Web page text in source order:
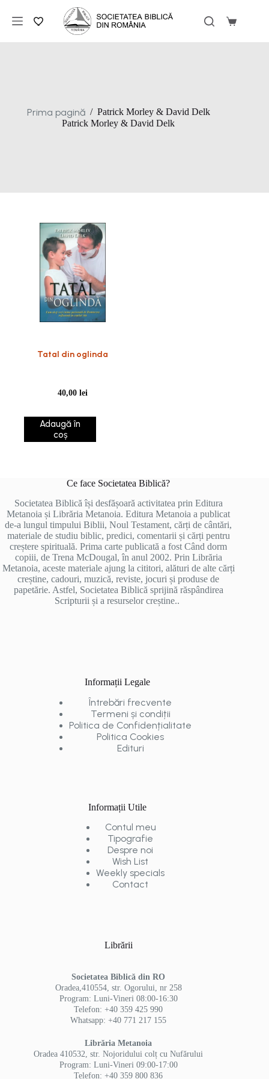
conținut
Coș
Prima pagină / Patrick Morley & David Delk
Patrick Morley & David Delk
Tatal din oglinda
40,00lei
Adaugă în
coș
Ce face Societatea Biblică?
Societatea Biblică își desfășoară activitatea prin Editura
Metanoia și Librăria Metanoia. Editura Metanoia a publicat
de-a lungul timpului Biblii, Noul Testament, cărți de cântări,
materiale de studiu biblic, predici, comentarii și cărți pentru
creștere spirituală. Prima carte publicată a fost Când dorm
copiii, de Trena McDougal, în anul 2002. Prin Librăria
Metanoia, aceste materiale ajung la cititori, alături de alte cărți
creștine, cadouri, muzică, reviste, jocuri și produse de
papetărie. Astfel, Societatea Biblică sprijină răspândirea
Scripturii și a resurselor creștine..
Informații Legale
Întrebări frecvente
Termeni și condiții
Politica de Confidențialitate
Politica Cookies
Edituri
Informații Utile
Contul meu
Tipografie
Despre noi
Wish List
Weekly specials
Contact
Librării
Societatea Biblică din RO
Oradea,410554, str. Ogorului, nr 258
Program: Luni-Vineri 08:00-16:30
Telefon: +40 359 425 990
Whatsapp: +40 771 217 155
Librăria Metanoia
Oradea 410532, str. Nojoridului colț cu Nufărului
Program: Luni-Vineri 09:00-17:00
Telefon: +40 359 800 836